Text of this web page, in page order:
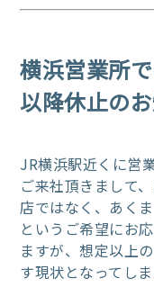
横浜営業所
以降休止のお
JR横浜駅近くに営
ご来社頂きまして
店ではなく、あく
というご希望にお
ますが、想定以上
す現状となってしま